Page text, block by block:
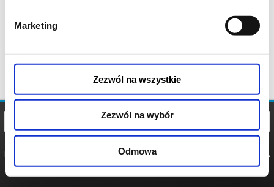
Marketing
Zezwól na wszystkie
Zezwól na wybór
Odmowa
POLITYKA
POLITYKA